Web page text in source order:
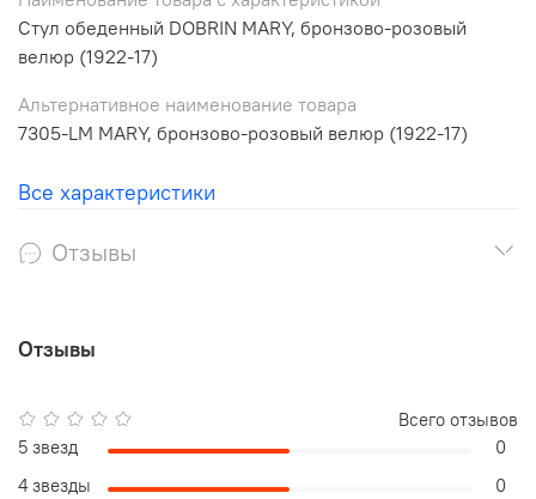
Стул обеденный DOBRIN MARY, бронзово-розовый
велюр (1922-17)
Альтернативное наименование товара
7305-LM MARY, бронзово-розовый велюр (1922-17)
Все характеристики
Отзывы
Отзывы
Всего отзывов
5 звезд
0
4 звезды
0